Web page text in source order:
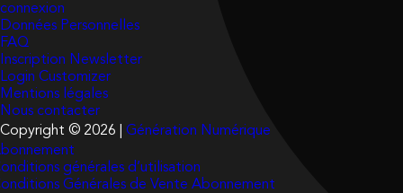
connexion
Données Personnelles
FAQ
Inscription Newsletter
Login Customizer
Mentions légales
Nous contacter
Copyright © 2026 | Génération Numérique
générales d’utilisation
Générales de Vente Abonnement